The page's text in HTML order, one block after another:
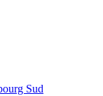
Sud